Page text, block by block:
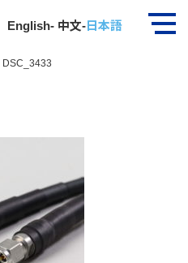
English- 中文-日本語
DSC_3433